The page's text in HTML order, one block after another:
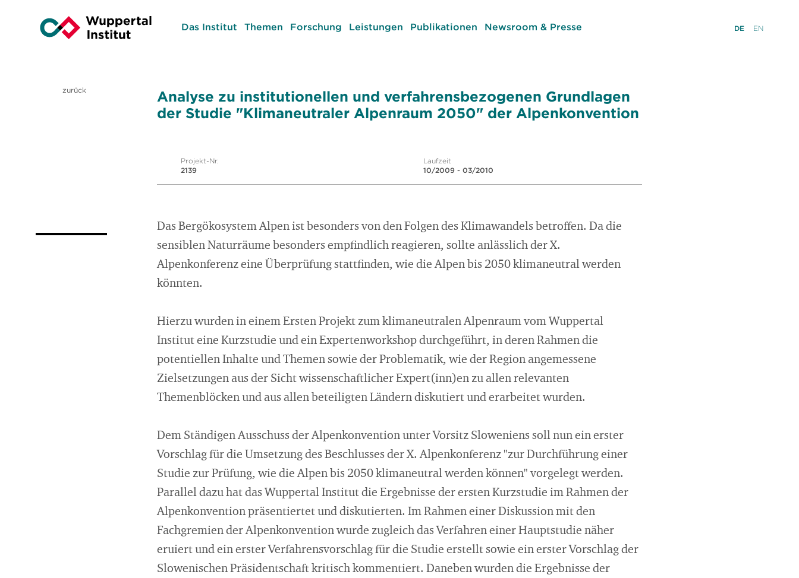
Das Institut Themen Forschung Leistungen Publikationen Newsroom & Presse DE EN
zurück
Analyse zu institutionellen und verfahrensbezogenen Grundlagen
der Studie "Klimaneutraler Alpenraum 2050" der Alpenkonvention
Projekt-Nr.
2139
Laufzeit
10/2009 - 03/2010
Das Bergökosystem Alpen ist besonders von den Folgen des Klimawandels betroffen. Da die
sensiblen Naturräume besonders empfindlich reagieren, sollte anlässlich der X.
Alpenkonferenz eine Überprüfung stattfinden, wie die Alpen bis 2050 klimaneutral werden
könnten.
Hierzu wurden in einem Ersten Projekt zum klimaneutralen Alpenraum vom Wuppertal
Institut eine Kurzstudie und ein Expertenworkshop durchgeführt, in deren Rahmen die
potentiellen Inhalte und Themen sowie der Problematik, wie der Region angemessene
Zielsetzungen aus der Sicht wissenschaftlicher Expert(inn)en zu allen relevanten
Themenblöcken und aus allen beteiligten Ländern diskutiert und erarbeitet wurden.
Dem Ständigen Ausschuss der Alpenkonvention unter Vorsitz Sloweniens soll nun ein erster
Vorschlag für die Umsetzung des Beschlusses der X. Alpenkonferenz "zur Durchführung einer
Studie zur Prüfung, wie die Alpen bis 2050 klimaneutral werden können" vorgelegt werden.
Parallel dazu hat das Wuppertal Institut die Ergebnisse der ersten Kurzstudie im Rahmen der
Alpenkonvention präsentiertet und diskutierten. Im Rahmen einer Diskussion mit den
Fachgremien der Alpenkonvention wurde zugleich das Verfahren einer Hauptstudie näher
eruiert und ein erster Verfahrensvorschlag für die Studie erstellt sowie ein erster Vorschlag der
Slowenischen Präsidentschaft kritisch kommentiert. Daneben wurden die Ergebnisse der